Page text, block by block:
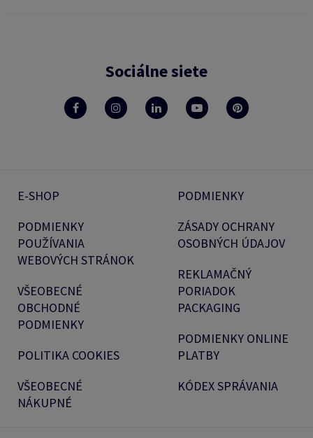
Sociálne siete
E-SHOP
PODMIENKY
POUŽÍVANIA
WEBOVÝCH STRÁNOK
VŠEOBECNÉ
OBCHODNÉ
PODMIENKY
POLITIKA COOKIES
VŠEOBECNÉ
NÁKUPNÉ
PODMIENKY
ZÁSADY OCHRANY
OSOBNÝCH ÚDAJOV
REKLAMAČNÝ
PORIADOK
PACKAGING
PODMIENKY ONLINE
PLATBY
KÓDEX SPRÁVANIA